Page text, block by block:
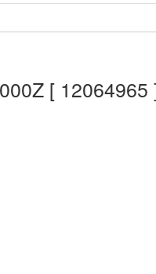
[ 12064965